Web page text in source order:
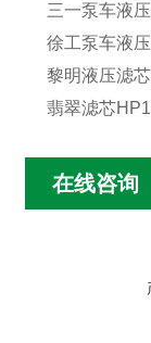
三一泵车液
徐工泵车液
黎明液压滤
翡翠滤芯
在线咨询